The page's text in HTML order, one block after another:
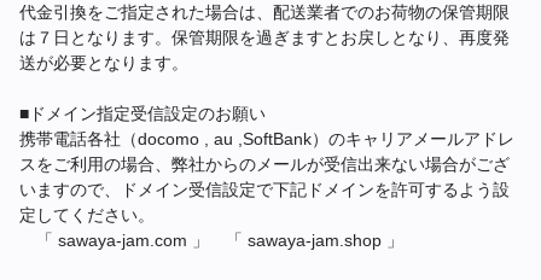
代金引換をご指定された場合は、配送業者でのお荷物の保管期限
は７日となります。保管期限を過ぎますとお戻しとなり、再度発
送が必要となります。
■ドメイン指定受信設定のお願い
携帯電話各社（docomo , au ,SoftBank）のキャリアメールアドレ
スをご利用の場合、弊社からのメールが受信出来ない場合がござ
いますので、ドメイン受信設定で下記ドメインを許可するよう設
定してください。
「 sawaya-jam.com 」 「 sawaya-jam.shop 」